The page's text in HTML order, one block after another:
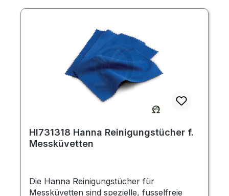
HI731318 Hanna Reinigungstücher f.
Messküvetten
Die Hanna Reinigungstücher für
Messküvetten sind spezielle, fusselfreie